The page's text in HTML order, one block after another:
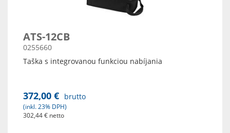
ATS-12CB
0255660
Taška s integrovanou funkciou nabíjania
372,00 € brutto
(inkl. 23% DPH)
302,44 € netto